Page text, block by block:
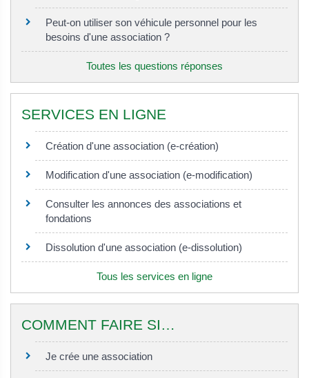
Peut-on utiliser son véhicule personnel pour les
besoins d'une association ?
Toutes les questions réponses
SERVICES EN LIGNE
Création d'une association (e-création)
Modification d'une association (e-modification)
Consulter les annonces des associations et
fondations
Dissolution d'une association (e-dissolution)
Tous les services en ligne
COMMENT FAIRE SI…
Je crée une association